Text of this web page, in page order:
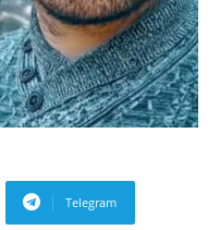
Telegram